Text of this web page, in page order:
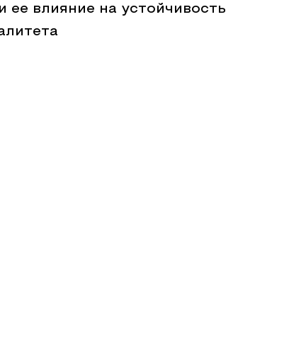
влияние на устойчивость